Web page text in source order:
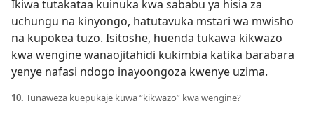
Ikiwa tutakataa kuinuka kwa sababu ya hisia za
uchungu na kinyongo, hatutavuka mstari wa mwisho
na kupokea tuzo. Isitoshe, huenda tukawa kikwazo
kwa wengine wanaojitahidi kukimbia katika barabara
yenye nafasi ndogo inayoongoza kwenye uzima.
10. Tunaweza kuepukaje kuwa “kikwazo” kwa wengine?